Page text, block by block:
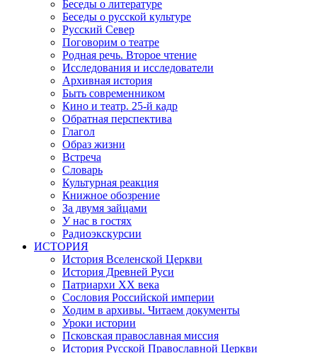
Беседы о литературе
Беседы о русской культуре
Русский Север
Поговорим о театре
Родная речь. Второе чтение
Исследования и исследователи
Архивная история
Быть современником
Кино и театр. 25-й кадр
Обратная перспектива
Глагол
Образ жизни
Встреча
Словарь
Культурная реакция
Книжное обозрение
За двумя зайцами
У нас в гостях
Радиоэкскурсии
ИСТОРИЯ
История Вселенской Церкви
История Древней Руси
Патриархи XX века
Сословия Российской империи
Ходим в архивы. Читаем документы
Уроки истории
Псковская православная миссия
История Русской Православной Церкви